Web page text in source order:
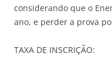
considerando que o
ano, e perder a prova
TAXA DE INSCRIÇÃO: